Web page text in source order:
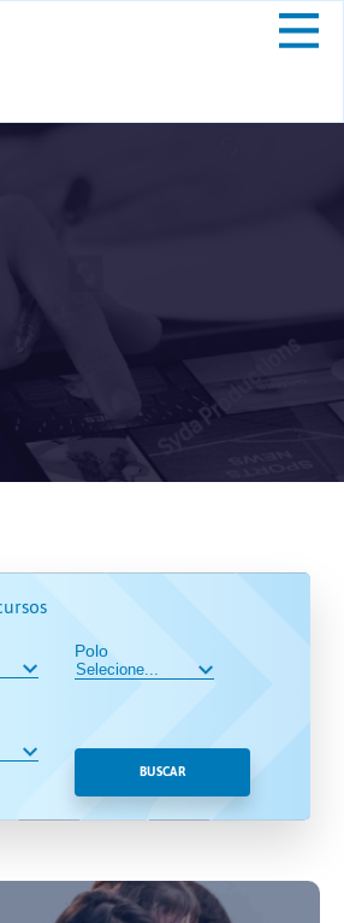
Polo
BUSCAR